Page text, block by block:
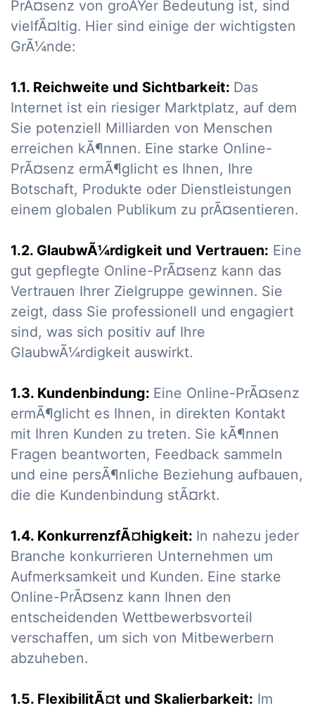
PrÃ¤senz von groÃŸer Bedeutung ist, sind
vielfÃ¤ltig. Hier sind einige der wichtigsten
GrÃ¼nde:
1.1. Reichweite und Sichtbarkeit: Das
Internet ist ein riesiger Marktplatz, auf dem
Sie potenziell Milliarden von Menschen
erreichen kÃ¶nnen. Eine starke Online-
PrÃ¤senz ermÃ¶glicht es Ihnen, Ihre
Botschaft, Produkte oder Dienstleistungen
einem globalen Publikum zu prÃ¤sentieren.
1.2. GlaubwÃ¼rdigkeit und Vertrauen: Eine
gut gepflegte Online-PrÃ¤senz kann das
Vertrauen Ihrer Zielgruppe gewinnen. Sie
zeigt, dass Sie professionell und engagiert
sind, was sich positiv auf Ihre
GlaubwÃ¼rdigkeit auswirkt.
1.3. Kundenbindung: Eine Online-PrÃ¤senz
ermÃ¶glicht es Ihnen, in direkten Kontakt
mit Ihren Kunden zu treten. Sie kÃ¶nnen
Fragen beantworten, Feedback sammeln
und eine persÃ¶nliche Beziehung aufbauen,
die die Kundenbindung stÃ¤rkt.
1.4. KonkurrenzfÃ¤higkeit: In nahezu jeder
Branche konkurrieren Unternehmen um
Aufmerksamkeit und Kunden. Eine starke
Online-PrÃ¤senz kann Ihnen den
entscheidenden Wettbewerbsvorteil
verschaffen, um sich von Mitbewerbern
abzuheben.
1.5. FlexibilitÃ¤t und Skalierbarkeit: Im